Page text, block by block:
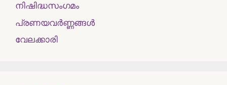
നിഷിദ്ധസംഗമം
പ്രണയവർണ്ണങ്ങൾ
വേലക്കാരി